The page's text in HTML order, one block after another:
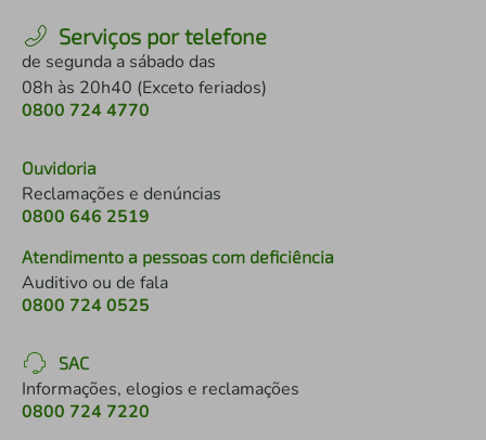
Serviços por telefone
de segunda a sábado das
08h às 20h40 (Exceto feriados)
0800 724 4770
Ouvidoria
Reclamações e denúncias
0800 646 2519
Atendimento a pessoas com deficiência
Auditivo ou de fala
0800 724 0525
SAC
Informações, elogios e reclamações
0800 724 7220